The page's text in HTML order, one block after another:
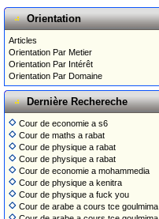
Orientation
Articles
Orientation Par Metier
Orientation Par Intérêt
Orientation Par Domaine
Dernière Rechereche
Cour de economie a s6
Cour de maths a rabat
Cour de physique a rabat
Cour de physique a rabat
Cour de economie a mohammedia
Cour de physique a kenitra
Cour de physique a fuck you
Cour de arabe a cours tce goulmima